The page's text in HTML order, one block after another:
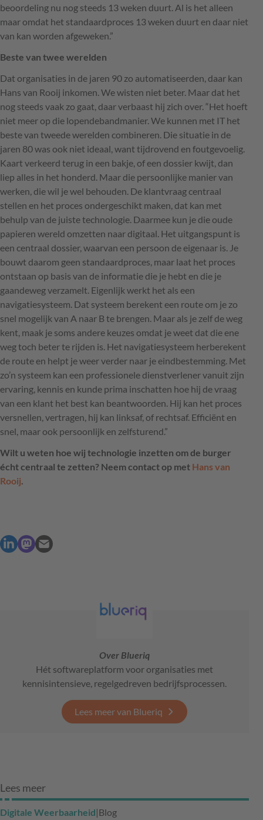
beoordeling nu nog steeds 13 weken duurt. Al is het alleen
maar omdat het standaardproces 13 weken duurt en daar niet
van kan worden afgeweken.”
Beste van twee werelden
Dat organisaties in de jaren 90 zo automatiseerden, daar kan
Hans van Rooij inkomen. We wisten niet beter. Maar dat het
nog steeds vaak zo gaat, daar verbaast hij zich over. “Het hoeft
niet meer op die lopendebandmanier. We kunnen met IT het
beste van tweede werelden combineren. Die situatie in de
jaren 80 was ook niet ideaal, want tijdrovend en foutgevoelig.
Kaart verkeerd terug in een bakje, of een dossier kwijt, dan
liep alles in het honderd. Maar die persoonlijke manier van
werken, die wil je wel behouden. De klantvraag centraal
stellen en het proces ondergeschikt maken, dat kan met
behulp van de juiste technologie. Daarmee kun je die oude
papieren wereld omzetten naar digitaal. Het uitgangspunt is
een centraal dossier, waarvan een persoon de eigenaar is. Je
bouwt daarom geen standaardproces, maar laat het proces
ontstaan op basis van de informatie die je hebt en die je
gaandeweg verzamelt. Eigenlijk werkt het als een
navigatiesysteem. Dat systeem berekent een route om je zo
snel mogelijk van A naar B te brengen. Maar als je zelf de weg
kent, maak je soms andere keuzes omdat je weet dat die ene
weg toch beter te rijden is. Het navigatiesysteem herberekent
de route en helpt je weer verder naar je eindbestemming. Met
zo’n systeem kan een professionele dienstverlener vanuit zijn
ervaring, kennis en kunde prima inschatten hoe hij de vraag
van een klant het best kan beantwoorden. Hij kan het proces
versnellen, vertragen, hij kan linksaf, of rechtsaf. Efficiënt en
snel, maar ook persoonlijk en zelfsturend.”
Wilt u weten hoe wij technologie inzetten om de burger
écht centraal te zetten? Neem contact op met Hans van
Rooij
Over Blueriq
Hét softwareplatform voor organisaties met
kennisintensieve, regelgedreven bedrijfsprocessen.
Lees meer van Blueriq
Lees meer
Digitale Weerbaarheid|Blog